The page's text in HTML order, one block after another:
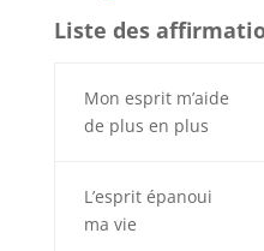
Liste des
Mon esprit m’aide
de plus en plus
L’esprit épanoui
ma vie